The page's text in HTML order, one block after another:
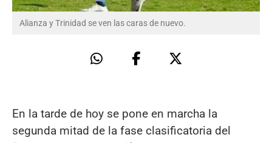
Alianza y Trinidad se ven las caras de nuevo.
En la tarde de hoy se pone en marcha la
segunda mitad de la fase clasificatoria del